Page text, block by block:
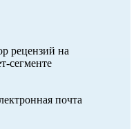
рецензий на
сегменте
почта